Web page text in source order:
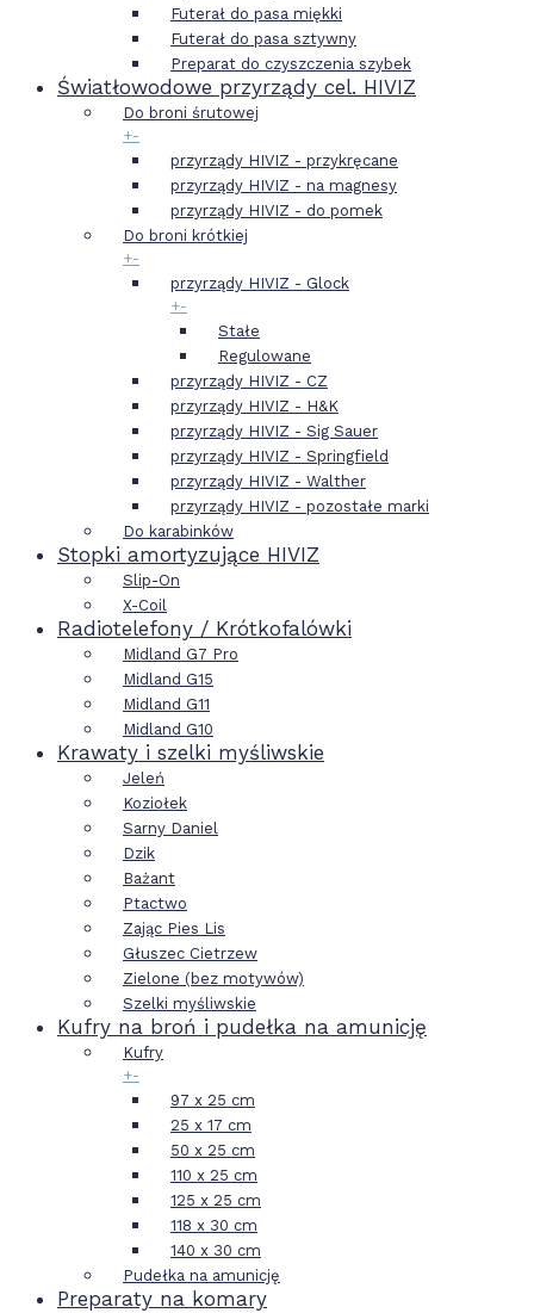
Futerał do pasa miękki
Futerał do pasa sztywny
Preparat do czyszczenia szybek
Światłowodowe przyrządy cel. HIVIZ
Do broni śrutowej
+-
przyrządy HIVIZ - przykręcane
przyrządy HIVIZ - na magnesy
przyrządy HIVIZ - do pomek
Do broni krótkiej
+-
przyrządy HIVIZ - Glock
+-
Stałe
Regulowane
przyrządy HIVIZ - CZ
przyrządy HIVIZ - H&K
przyrządy HIVIZ - Sig Sauer
przyrządy HIVIZ - Springfield
przyrządy HIVIZ - Walther
przyrządy HIVIZ - pozostałe marki
Do karabinków
Stopki amortyzujące HIVIZ
Slip-On
X-Coil
Radiotelefony / Krótkofalówki
Midland G7 Pro
Midland G15
Midland G11
Midland G10
Krawaty i szelki myśliwskie
Jeleń
Koziołek
Sarny Daniel
Dzik
Bażant
Ptactwo
Zając Pies Lis
Głuszec Cietrzew
Zielone (bez motywów)
Szelki myśliwskie
Kufry na broń i pudełka na amunicję
Kufry
+-
97 x 25 cm
25 x 17 cm
50 x 25 cm
110 x 25 cm
125 x 25 cm
118 x 30 cm
140 x 30 cm
Pudełka na amunicję
Preparaty na komary